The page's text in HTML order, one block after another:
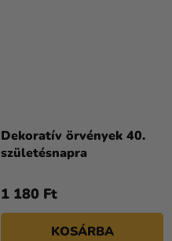
Dekoratív örvények 40.
születésnapra
1 180 Ft
KOSÁRBA